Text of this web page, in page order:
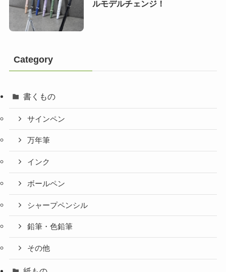
ルモデルチェンジ！
Category
書くもの
サインペン
万年筆
インク
ボールペン
シャープペンシル
鉛筆・色鉛筆
その他